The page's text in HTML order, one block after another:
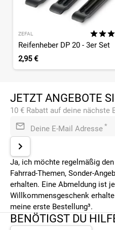
ZEFAL
Reifenheber DP 20 - 3er Set
2,95 €
JETZT ANGEBOTE
10 € Rabatt auf deine nächste
Deine E-Mail Adresse *
Ja, ich möchte regelmäßig
Fahrrad-Themen, Sonder-
erhalten. Eine Abmeldung ist
Willkommensgeschenk
meine erste Bestellung³.
BENÖTIGST DU